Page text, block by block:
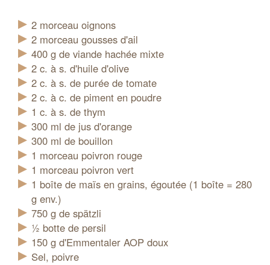
2 morceau oignons
2 morceau gousses d'ail
400 g de viande hachée mixte
2 c. à s. d'huile d'olive
2 c. à s. de purée de tomate
2 c. à c. de piment en poudre
1 c. à s. de thym
300 ml de jus d'orange
300 ml de bouillon
1 morceau poivron rouge
1 morceau poivron vert
1 boîte de maïs en grains, égoutée (1 boîte = 280
g env.)
750 g de spätzli
½ botte de persil
150 g d'Emmentaler AOP doux
Sel, poivre